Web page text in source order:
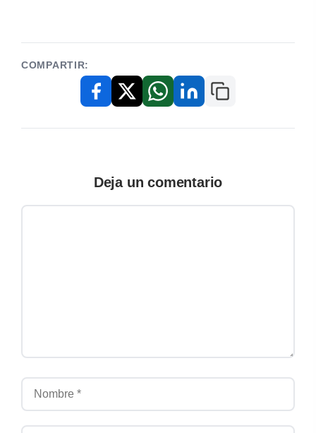
COMPARTIR:
FacebookX / TwitterWhatsAppLinkedInCopiar enlace
Deja un comentario
Nombre